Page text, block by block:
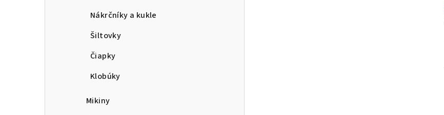
Nákrčníky a kukle
Šiltovky
Čiapky
Klobúky
Mikiny